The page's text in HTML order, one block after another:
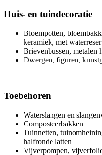
Huis- en tuindecoratie
Bloempotten,
keramiek, met
Brievenbussen, metalen
Dwergen, figuren,
Toebehoren
Waterslangen en
Composteerbakken
Tuinnetten,
halfronde latten
Vijverpompen,